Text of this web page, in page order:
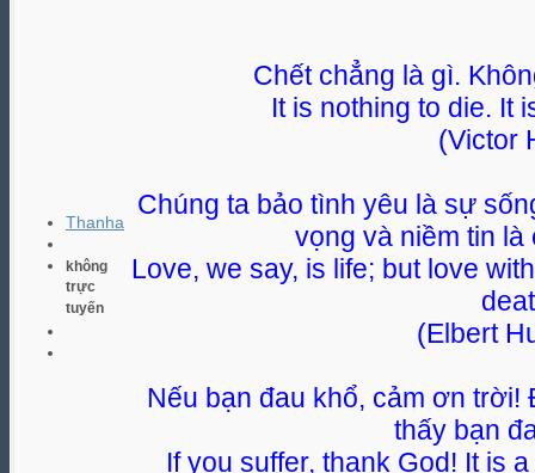
Thanha
không
trực
tuyến
Chết chẳng là gì.
It is nothing to die. It
(Victor
Chúng ta bảo tình yêu là sự
vọng và niềm tin
Love, we say, is life; but love
(Elbert
Nếu bạn đau khổ, cảm ơn
thấy bạn
If you suffer, thank God! It is